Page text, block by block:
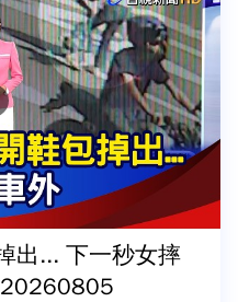
出... 下一秒女摔
20260805